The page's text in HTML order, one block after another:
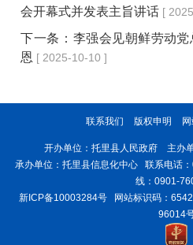
会开幕式并发表主旨讲话 [
下一条： 李强会见朝鲜劳动
恩 [ 2025-10-10 ]
联系我们 版权申明
开办单位：托里县人民政府 主办
承办单位：托里县信息化中心 联系电话
线：0901-
新ICP备10003284号网站标识码：
96014